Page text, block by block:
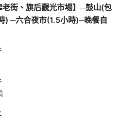
老街、旗后觀光市場】─鼓山(包
) ─六合夜市(1.5小時)─晚餐自